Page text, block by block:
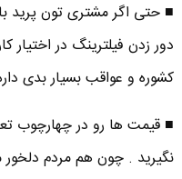
■ حتی اگر مشتری تون پرید
دور زدن فیلترینگ در اختیار
کشوره و عواقب بسیار بدی
■ قیمت ها رو در چهارچوب
نگیرید . چون هم مردم